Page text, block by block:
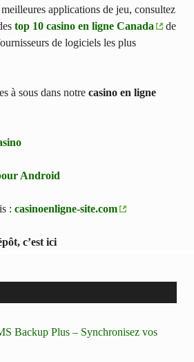
applications de jeu, consultez
top 10 casino en ligne Canada
de
de logiciels les plus
à sous dans notre casino en ligne
Android
: casinoenligne-site.com
c’est ici
Backup Plus – Synchronisez vos